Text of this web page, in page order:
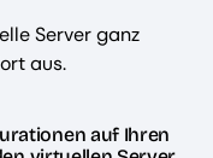
Server ganz
aus.
auf Ihren